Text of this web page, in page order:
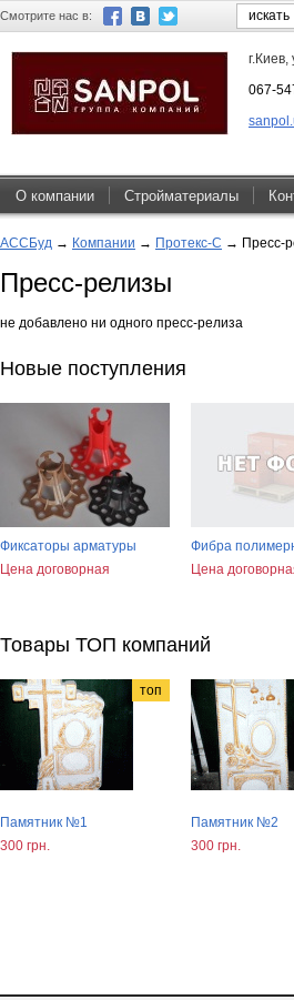
Смотрите нас в:
067-
О компании Стройматериалы
АССБуд → Компании → Протекс-С → Пресс-
Пресс-релизы
не добавлено ни одного пресс-релиза
Новые поступления
Фиксаторы арматуры
Цена договорная
Фибра
Цена
Товары ТОП компаний
топ
Памятник №1
300 грн.
Памятник №2
300 грн.